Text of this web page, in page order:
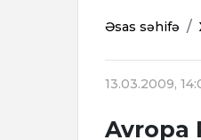
Əsas səhifə
13.03.2009,
Avropa